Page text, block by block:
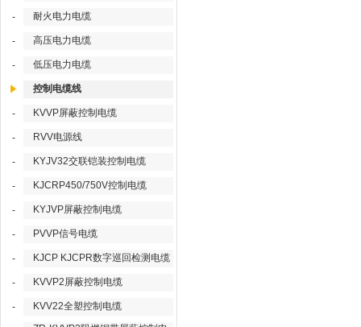
- 耐火电力电缆
- 高压电力电缆
- 低压电力电缆
控制电缆线
- KVVP屏蔽控制电缆
- RVV电源线
- KYJV32交联铠装控制电缆
- KJCRP450/750V控制电缆
- KYJVP屏蔽控制电缆
- PVVP信号电缆
- KJCP KJCPR数字巡回检测电缆
- KVVP2屏蔽控制电缆
-
KVV22全塑控制电缆